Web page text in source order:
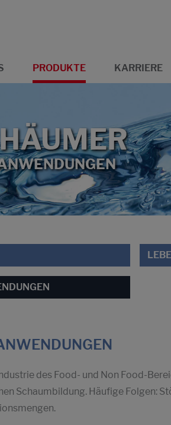
PRODUKTE KARRIERE
des Food- und Non Food-
Schaumbildung. Häufige Folgen: